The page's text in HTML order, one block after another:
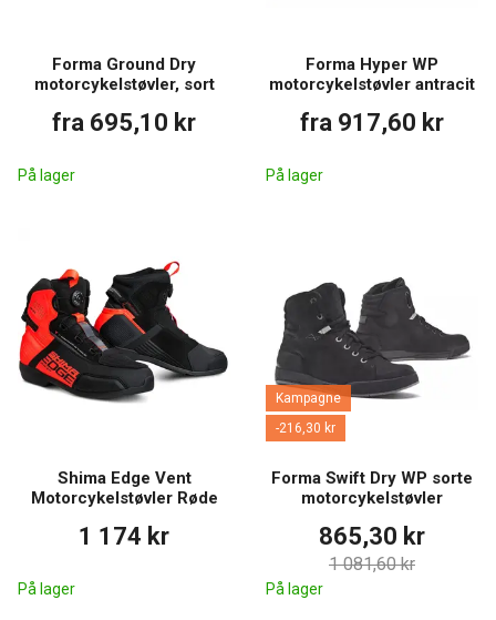
Forma Ground Dry
motorcykelstøvler, sort
fra 695,10 kr
På lager
Forma Hyper WP
motorcykelstøvler antracit
fra 917,60 kr
På lager
Shima Edge Vent
Motorcykelstøvler Røde
1 174 kr
På lager
Kampagne
-216,30 kr
Forma Swift Dry WP sorte
motorcykelstøvler
865,30 kr
1 081,60 kr
På lager